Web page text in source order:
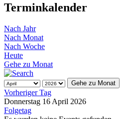
Terminkalender
Nach Jahr
Nach Monat
Nach Woche
Heute
Gehe zu Monat
Gehe zu Monat
Vorheriger Tag
Donnerstag 16 April 2026
Folgetag